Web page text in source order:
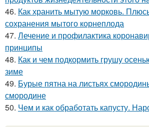
46. Как хранить мытую морковь.
сохранения мытого корнеплода
47. Лечение и профилактика
принципы
48. Как и чем подкормить грушу
зиме
49. Бурые пятна на листьях
смородине
50. Чем и как обработать капусту.